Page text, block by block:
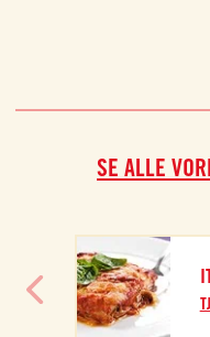
SE ALLE